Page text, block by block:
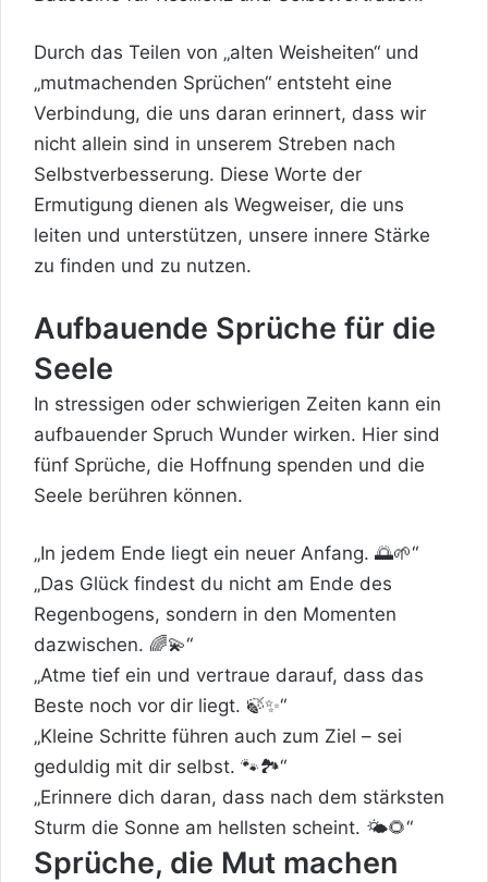
Durch das Teilen von „alten Weisheiten“ und
„mutmachenden Sprüchen“ entsteht eine
Verbindung, die uns daran erinnert, dass wir
nicht allein sind in unserem Streben nach
Selbstverbesserung. Diese Worte der
Ermutigung dienen als Wegweiser, die uns
leiten und unterstützen, unsere innere Stärke
zu finden und zu nutzen.
Aufbauende Sprüche für die
Seele
In stressigen oder schwierigen Zeiten kann ein
aufbauender Spruch Wunder wirken. Hier sind
fünf Sprüche, die Hoffnung spenden und die
Seele berühren können.
„In jedem Ende liegt ein neuer Anfang. 🌅🌱“
„Das Glück findest du nicht am Ende des
Regenbogens, sondern in den Momenten
dazwischen. 🌈💫“
„Atme tief ein und vertraue darauf, dass das
Beste noch vor dir liegt. 🍃✨“
„Kleine Schritte führen auch zum Ziel – sei
geduldig mit dir selbst. 🐾🏞️“
„Erinnere dich daran, dass nach dem stärksten
Sturm die Sonne am hellsten scheint. 🌤️🌻“
Sprüche, die Mut machen